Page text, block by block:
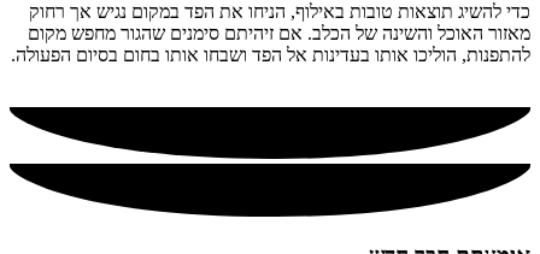
כדי להשיג תוצאות טובות באילוף, הניחו את הפד במקום נגיש אך רחוק
מאזור האוכל והשינה של הכלב. אם זיהיתם סימנים שהגור מחפש מקום
להתפנות, הוליכו אותו בעדינות אל הפד ושבחו אותו בחום בסיום הפעולה.